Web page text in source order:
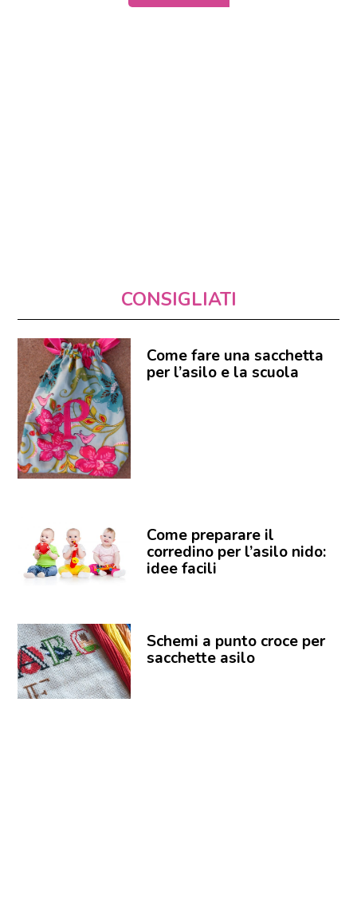
CONSIGLIATI
Come fare una sacchetta
per l’asilo e la scuola
Come preparare il
corredino per l’asilo nido:
idee facili
Schemi a punto croce per
sacchette asilo